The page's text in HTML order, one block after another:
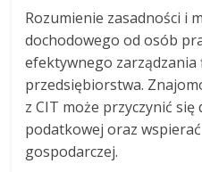
Rozumienie zasadności i
dochodowego od osób
efektywnego zarządzania
przedsiębiorstwa.
z CIT może przyczynić
podatkowej oraz
gospodarczej.